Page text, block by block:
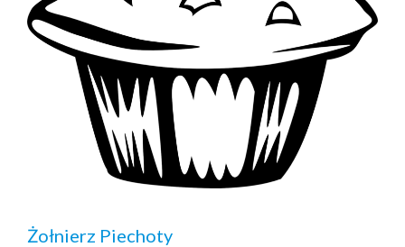
Żołnierz Piechoty